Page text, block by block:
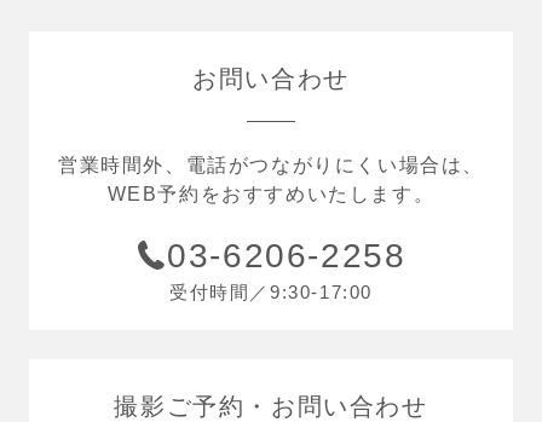
お問い合わせ
営業時間外、電話がつながりにくい場合は、
WEB予約をおすすめいたします。
03-6206-2258
受付時間／9:30-17:00
撮影ご予約 お問い合わせ